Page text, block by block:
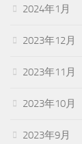
2024年1月
2023年12月
2023年11月
2023年10月
2023年9月